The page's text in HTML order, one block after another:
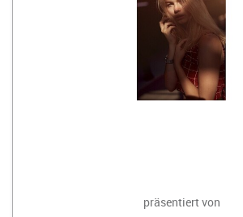
präsentiert von